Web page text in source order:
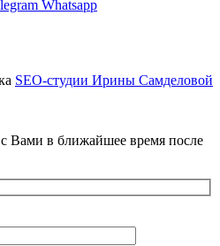
Whatsapp
SEO-студии Ирины Самделовой
Вами в ближайшее время после